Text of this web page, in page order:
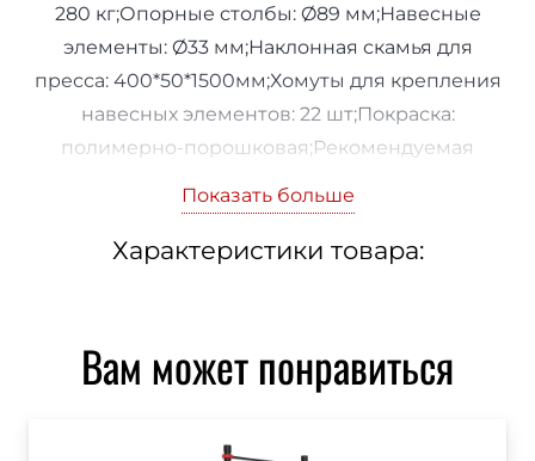
280 кг;Опорные столбы: Ø89 мм;Навесные
элементы: Ø33 мм;Наклонная скамья для
пресса: 400*50*1500мм;Хомуты для крепления
навесных элементов: 22 шт;Покраска:
полимерно-порошковая;Рекомендуемая
Показать больше
Характеристики товара:
Вам может понравиться